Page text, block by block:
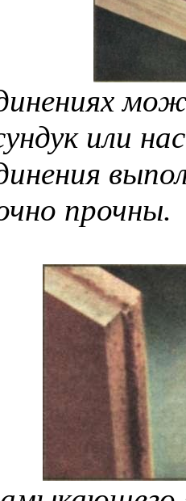
или
прочны.